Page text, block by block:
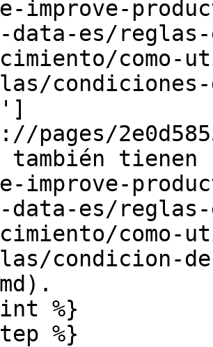
improve-
data-es/
pages/
también
improve-
data-es/
condicion-
%}
%}